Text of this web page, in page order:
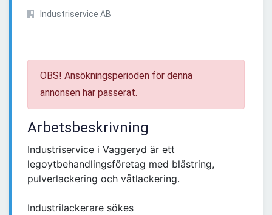
Industriservice AB
OBS! Ansökningsperioden för denna
annonsen har passerat.
Arbetsbeskrivning
Industriservice i Vaggeryd är ett
legoytbehandlingsföretag med blästring,
pulverlackering och våtlackering.
Industrilackerare sökes